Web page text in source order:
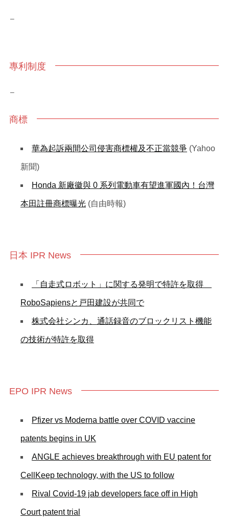
–
專利制度
–
商標
華為起訴兩間公司侵害商標權及不正當競爭 (Yahoo
新聞)
Honda 新廠徽與 0 系列電動車有望進軍國內！台灣
本田註冊商標曝光 (自由時報)
日本 IPR News
「自走式ロボット」に関する発明で特許を取得
RoboSapiensと戸田建設が共同で
株式会社シンカ、通話録音のブロックリスト機能
の技術が特許を取得
EPO IPR News
Pfizer vs Moderna battle over COVID vaccine
patents begins in UK
ANGLE achieves breakthrough with EU patent for
CellKeep technology, with the US to follow
Rival Covid-19 jab developers face off in High
Court patent trial